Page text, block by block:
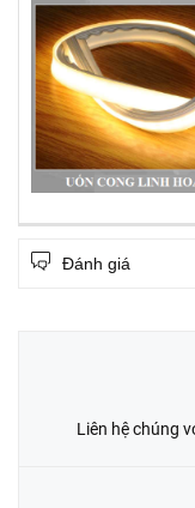
Đánh giá
Liên hệ chúng